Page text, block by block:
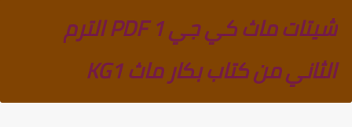
شيتات ماث كي جي 1 PDF الترم
الثاني من كتاب بكار ماث KG1